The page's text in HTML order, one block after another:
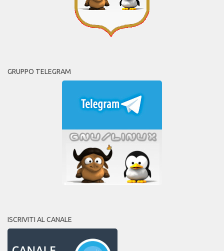
GRUPPO TELEGRAM
ISCRIVITI AL CANALE